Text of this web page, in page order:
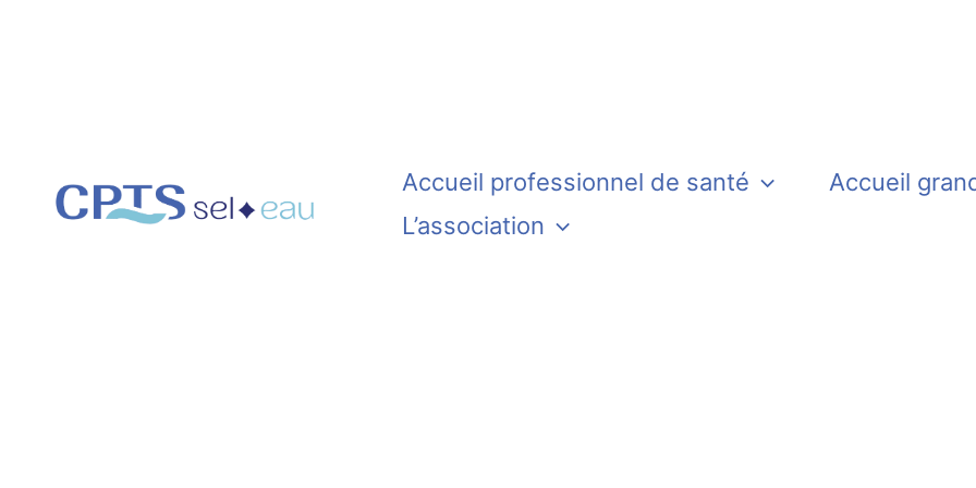
Accueil professionnel de santé
Accueil
L’association